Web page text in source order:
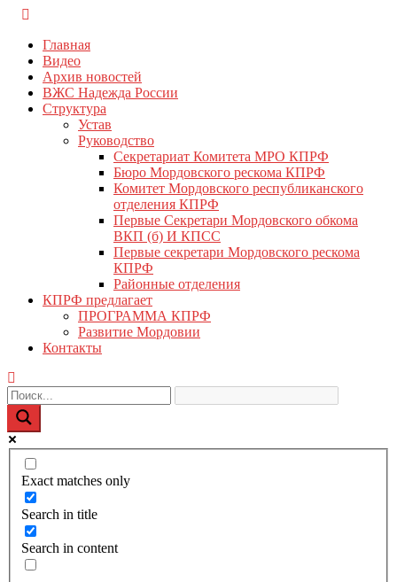
Перейти
содержимому
Главная
Видео
Архив новостей
ВЖС Надежда России
Структура
Устав
Руководство
Секретариат Комитета МРО КПРФ
Бюро Мордовского рескома КПРФ
Комитет Мордовского республиканского
отделения КПРФ
Первые Секретари Мордовского обкома
ВКП (б) И КПСС
Первые секретари Мордовского рескома
КПРФ
Районные отделения
КПРФ предлагает
ПРОГРАММА КПРФ
Развитие Мордовии
Контакты
Exact matches only
Search in title
Search in content